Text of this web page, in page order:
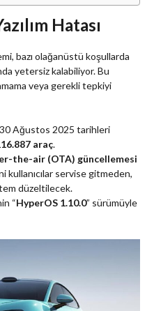
Hatası
bazı olağanüstü koşullarda
yetersiz kalabiliyor. Bu
veya gerekli tepkiyi
Ağustos 2025 tarihleri
araç.
the-air (OTA) güncellemesi
kullanıcılar servise gitmeden,
düzeltilecek.
“HyperOS 1.10.0” sürümüyle